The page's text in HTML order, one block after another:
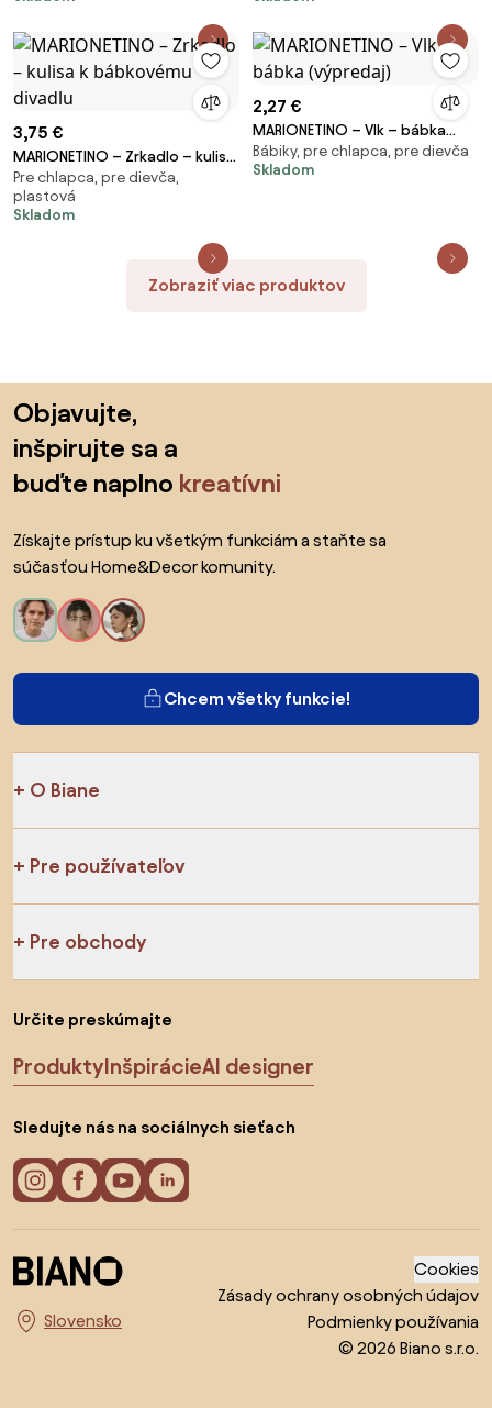
3,75 €
MARIONETINO – Zrkadlo – kulisa
k bábkovému divadlu
Pre chlapca, pre dievča,
plastová
Skladom
2,27 €
MARIONETINO – Vlk – bábka
(výpredaj)
Bábiky, pre chlapca, pre dievča
Skladom
Zobraziť viac produktov
Objavujte,
inšpirujte sa a
buďte naplno kreatívni
Získajte prístup ku všetkým funkciám a staňte sa
súčasťou Home&Decor komunity.
Chcem všetky funkcie!
O Biane
Pre používateľov
Pre obchody
Určite preskúmajte
ProduktyInšpirácieAI designer
Sledujte nás na sociálnych sieťach
Vyberte krajinu
Cookies
Zásady ochrany osobných údajov
Podmienky používania
© 2026 Biano s.r.o.